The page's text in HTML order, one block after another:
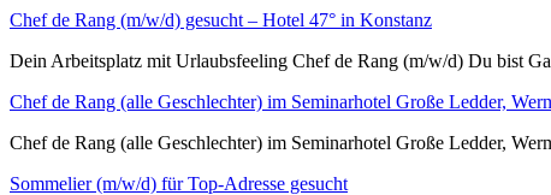
Chef de Rang (m/w/d) gesucht – Hotel 47° in Konstanz
Dein Arbeitsplatz mit Urlaubsfeeling Chef de Rang (m/w/d) Du bist
Chef de Rang (alle Geschlechter) im Seminarhotel Große Ledder,
Chef de Rang (alle Geschlechter) im Seminarhotel Große Ledder,
Sommelier (m/w/d) für Top-Adresse gesucht